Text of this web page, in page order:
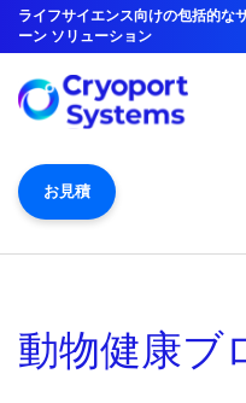
ライフサイエンス向けの包括的な
ーン ソリューション
お見積
動物健康ブ